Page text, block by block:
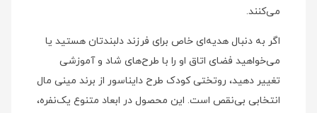
می‌کنند.
اگر به دنبال هدیه‌ای خاص برای فرزند دلبندتان هستید یا
می‌خواهید فضای اتاق او را با طرح‌های شاد و آموزشی
تغییر دهید، روتختی کودک طرح دایناسور از برند مینی‌ مال
انتخابی بی‌نقص است. این محصول در ابعاد متنوع یک‌نفره،